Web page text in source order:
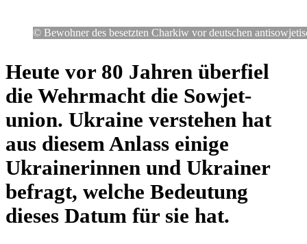
© Bewoh­ner des besetz­ten Charkiw vor deut­schen
Heute vor 80 Jahren über­fiel
die Wehr­macht die Sowjet­
union. Ukraine ver­ste­hen hat
aus diesem Anlass einige
Ukrai­ne­rin­nen und Ukrai­ner
befragt, welche Bedeu­tung
dieses Datum für sie hat.